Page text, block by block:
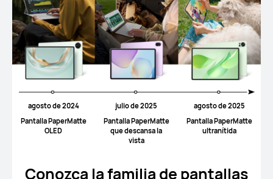
agosto de 2024
Pantalla PaperMatte
OLED
julio de 2025
Pantalla PaperMatte
que descansa la
vista
agosto de 2025
Pantalla PaperMatte
ultranítida
Conozca la familia de pantallas